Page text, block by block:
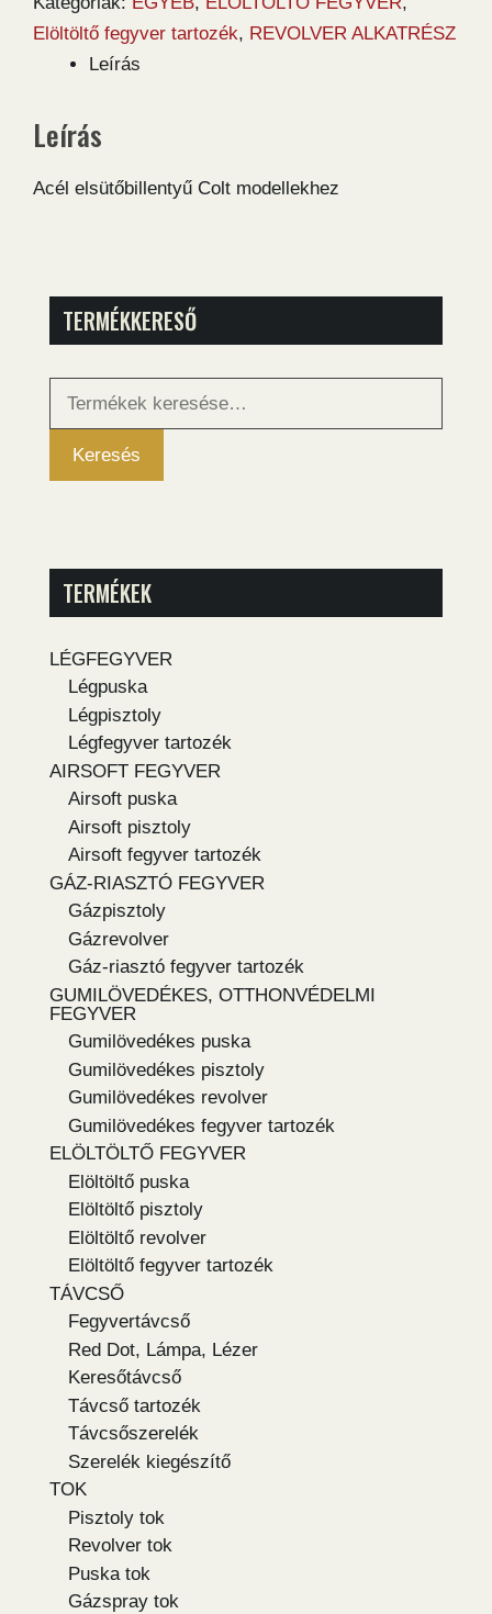
Elöltöltő fegyver tartozék, REVOLVER ALKATRÉSZ
Leírás
Leírás
Acél elsütőbillentyű Colt modellekhez
TERMÉKKERESŐ
Keresés
Keresés
TERMÉKEK
LÉGFEGYVER
Légpuska
Légpisztoly
Légfegyver tartozék
AIRSOFT FEGYVER
Airsoft puska
Airsoft pisztoly
Airsoft fegyver tartozék
GÁZ-RIASZTÓ FEGYVER
Gázpisztoly
Gázrevolver
Gáz-riasztó fegyver tartozék
GUMILÖVEDÉKES, OTTHONVÉDELMI
FEGYVER
Gumilövedékes puska
Gumilövedékes pisztoly
Gumilövedékes revolver
Gumilövedékes fegyver tartozék
ELÖLTÖLTŐ FEGYVER
Elöltöltő puska
Elöltöltő pisztoly
Elöltöltő revolver
Elöltöltő fegyver tartozék
TÁVCSŐ
Fegyvertávcső
Red Dot, Lámpa, Lézer
Keresőtávcső
Távcső tartozék
Távcsőszerelék
Szerelék kiegészítő
TOK
Pisztoly tok
Revolver tok
Puska tok
Gázspray tok